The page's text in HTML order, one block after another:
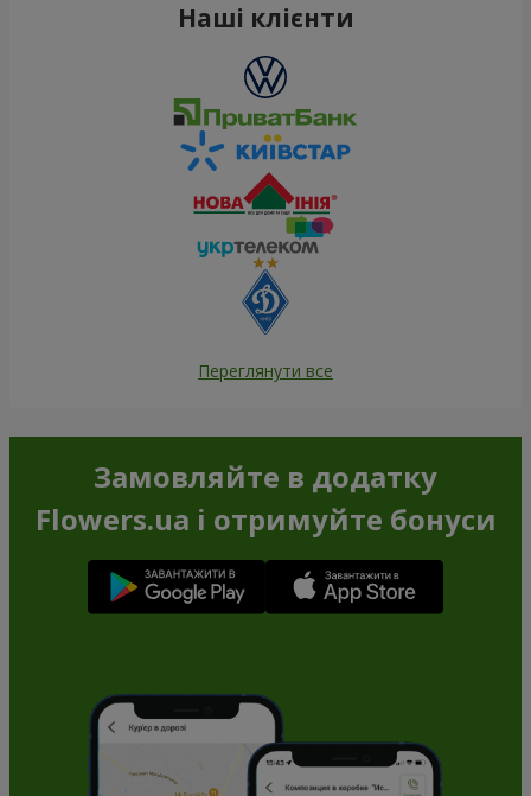
Наші клієнти
Переглянути все
Замовляйте в додатку
Flowers.ua і отримуйте бонуси